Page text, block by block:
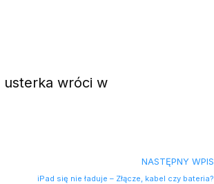
usterka wróci w
NASTĘPNY WPIS
iPad się nie ładuje – Złącze, kabel czy bateria?